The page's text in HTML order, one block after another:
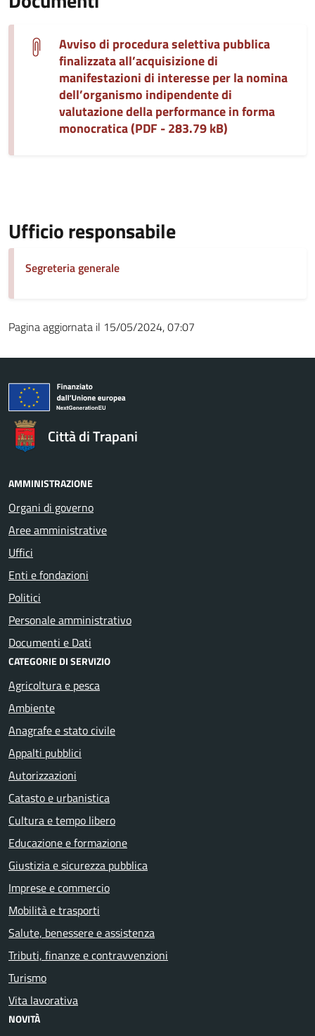
Avviso di procedura selettiva pubblica
finalizzata all’acquisizione di
manifestazioni di interesse per la nomina
dell’organismo indipendente di
valutazione della performance in forma
monocratica (PDF - 283.79 kB)
Ufficio responsabile
Segreteria generale
Pagina aggiornata il 15/05/2024, 07:07
Città di Trapani
AMMINISTRAZIONE
Organi di governo
Aree amministrative
Uffici
Enti e fondazioni
Politici
Personale amministrativo
Documenti e Dati
CATEGORIE DI SERVIZIO
Agricoltura e pesca
Ambiente
Anagrafe e stato civile
Appalti pubblici
Autorizzazioni
Catasto e urbanistica
Cultura e tempo libero
Educazione e formazione
Giustizia e sicurezza pubblica
Imprese e commercio
Mobilità e trasporti
Salute, benessere e assistenza
Tributi, finanze e contravvenzioni
Turismo
Vita lavorativa
NOVITÀ